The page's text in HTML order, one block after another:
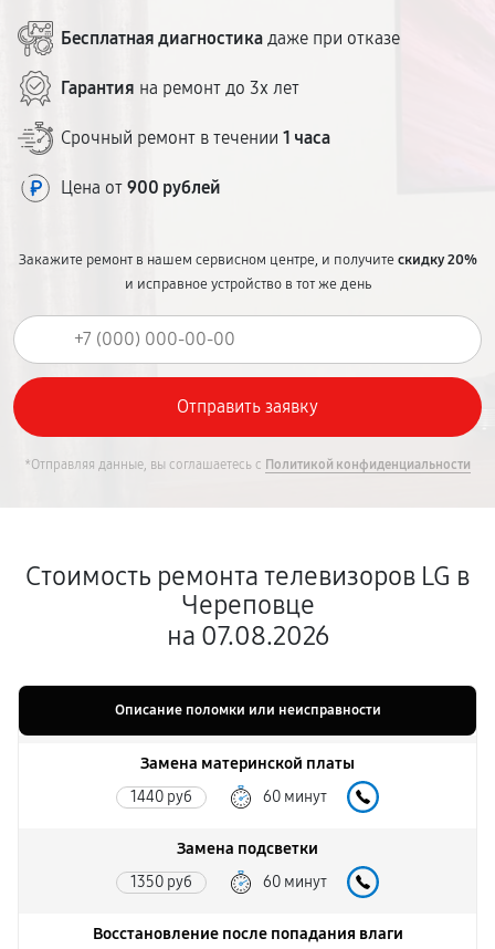
Бесплатная диагностика даже при отказе
Гарантия на ремонт до 3х лет
Срочный ремонт в течении 1 часа
Цена от 900 рублей
Закажите ремонт в нашем сервисном центре, и получитескидку 20%
и исправное устройство в тот же день
*Отправляя данные, вы соглашаетесь с Политикой конфиденциальности
Стоимость ремонта телевизоров LG в
Череповце
на 07.08.2026
Описание поломки или неисправности
Замена материнской платы
1440 руб 60 минут
Замена подсветки
1350 руб 60 минут
Восстановление после попадания влаги